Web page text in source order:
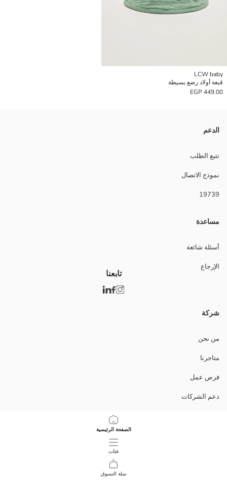
الصفحة الرئيسية
فئات
سلة التسوق
LCW baby
قبعة أولاد رضع بسيطة
449.00 EGP
الدعم
تتبع الطلب
نموذج الاتصال
19739
مساعدة
أسئلة شائعة
الإرجاع
شركة
من نحن
متاجرنا
فرص عمل
دعم الشركات
تابعنا